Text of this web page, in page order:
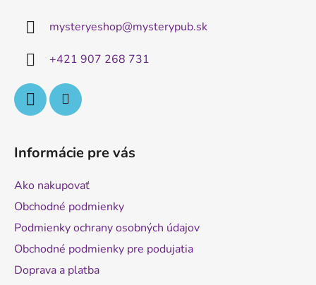
mysteryeshop@mysterypub.sk
+421 907 268 731
Informácie pre vás
Ako nakupovať
Obchodné podmienky
Podmienky ochrany osobných údajov
Obchodné podmienky pre podujatia
Doprava a platba